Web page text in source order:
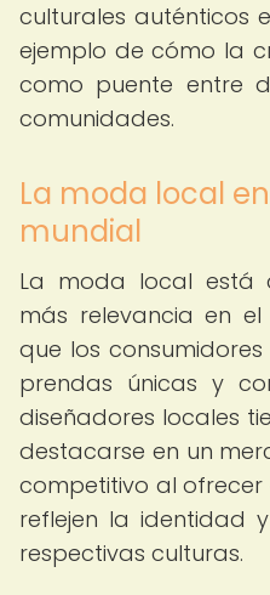
culturales auténticos
ejemplo de cómo la
como puente entre
comunidades.
La moda local
mundial
La moda local está
más relevancia en
que los
prendas únicas y
diseñadores locales
destacarse en un
competitivo al ofrecer
reflejen la identidad
respectivas culturas.